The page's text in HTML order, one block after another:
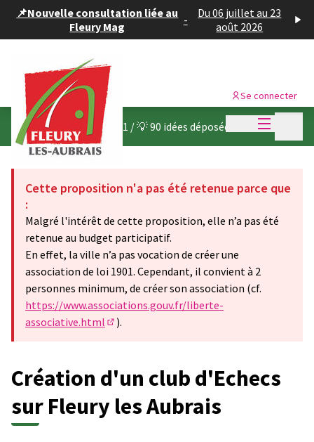
📌Nouvelle consultation liée au
Fleury Mag
-
Du 06 juillet au 23
août 2026
Menu
Se connecter
Budget participatif 2021 /💡 90 idées déposées
Cette proposition n'a pas été retenue parce que
:
Malgré l'intérêt de cette proposition, elle n’a pas été
retenue au budget participatif.
En effet, la ville n’a pas vocation de créer une
association de loi 1901. Cependant, il convient à 2
personnes minimum, de créer son association (cf.
https://www.associations.gouv.fr/liberte-
associative.html
).
Création d'un club d'Echecs
sur Fleury les Aubrais
Panneau de gestion des cookies